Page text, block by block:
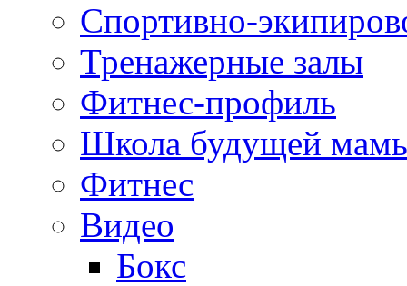
Спортивно-
Тренажерные залы
Фитнес-профиль
Школа будущей
Фитнес
Видео
Бокс